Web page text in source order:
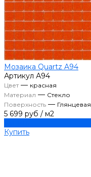
Мозаика Quartz A94
Артикул А94
Цвет— красная
Материал — Стекло
Поверхность — Глянцевая
5 699 руб / м2
Купить